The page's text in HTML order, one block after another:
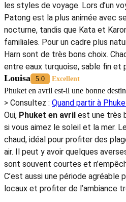
les styles de voyage. Lors d’un
Patong est la plus animée avec
nocturne, tandis que Kata et
familiales. Pour un cadre plus
Harn sont de très bons choix.
entre eaux turquoise, sable fin et
Louisa 5.0 Excellent
Phuket en avril est-il une bonne
> Consultez : Quand partir à
Oui, Phuket en avril est une très
si vous aimez le soleil et la mer.
chaud, idéal pour profiter des
air. Il peut y avoir quelques
sont souvent courtes et
C’est aussi une période agréable
locaux et profiter de l’ambiance